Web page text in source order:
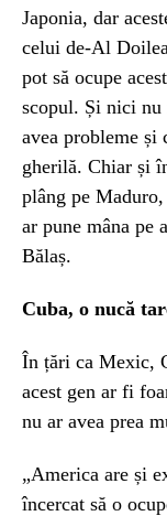
Japonia, dar
celui de-Al
pot să ocupe
scopul. Și nici
avea probleme și
gherilă. Chiar și
plâng pe
ar pune mâna pe
Bălaș.
Cuba, o nucă
În țări ca Mexic,
acest gen ar fi
nu ar avea prea
„America are și
încercat să o